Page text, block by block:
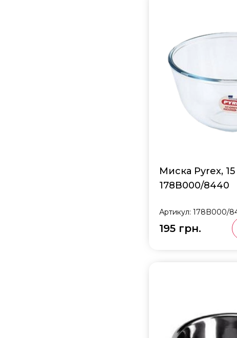
Миска Pyrex,
178B000/8440
Артикул: 178B000/
195 грн.